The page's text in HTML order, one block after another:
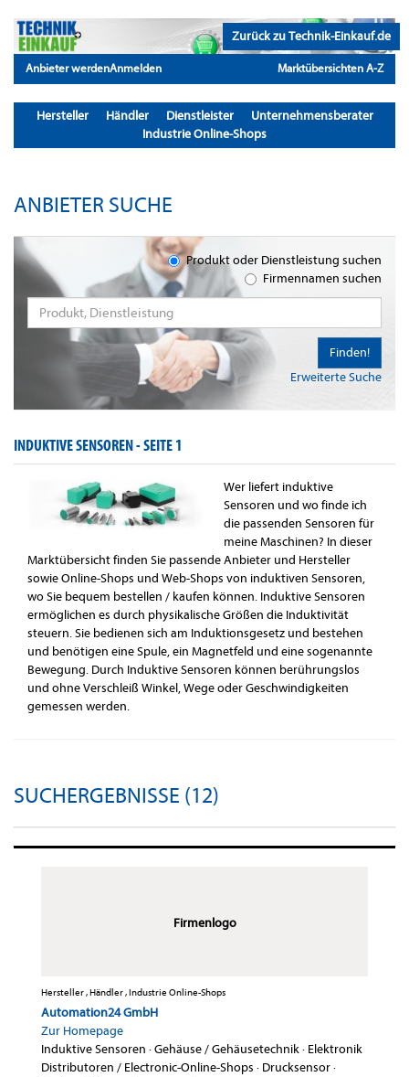
Zurück zu Technik-Einkauf.de
Anbieter werdenAnmelden Marktübersichten A-Z
Hersteller Händler Dienstleister
Unternehmensberater
Industrie Online-Shops
ANBIETER SUCHE
Produkt oder Dienstleistung suchen
Firmennamen suchen
Erweiterte Suche
Finden!
INDUKTIVE SENSOREN -SEITE 1
Wer liefert induktive
Sensoren und wo finde ich
die passenden Sensoren für
meine Maschinen? In dieser
Marktübersicht finden Sie passende Anbieter und Hersteller
sowie Online-Shops und Web-Shops von induktiven Sensoren,
wo Sie bequem bestellen / kaufen können. Induktive Sensoren
ermöglichen es durch physikalische Größen die Induktivität
steuern. Sie bedienen sich am Induktionsgesetz und bestehen
und benötigen eine Spule, ein Magnetfeld und eine sogenannte
Bewegung. Durch Induktive Sensoren können berührungslos
und ohne Verschleiß Winkel, Wege oder Geschwindigkeiten
gemessen werden.
SUCHERGEBNISSE (12)
Firmenlogo
Hersteller , Händler , Industrie Online-Shops
Automation24 GmbH
Zur Homepage
Induktive Sensoren ·Gehäuse / Gehäusetechnik· Elektronik
Distributoren / Electronic-Online-Shops · Drucksensor·